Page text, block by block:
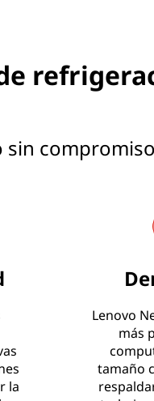
la
Lenovo
más
tamaño